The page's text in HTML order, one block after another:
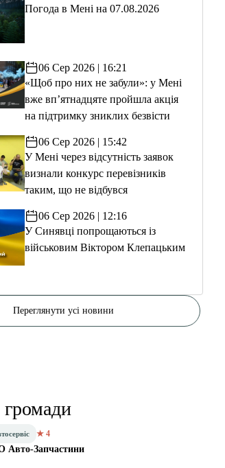
Погода в Мені на 07.08.2026
06 Сер 2026 | 16:21
«Щоб про них не забули»: у Мені
вже вп’ятнадцяте пройшла акція
на підтримку зниклих безвісти
06 Сер 2026 | 15:42
У Мені через відсутність заявок
визнали конкурс перевізників
таким, що не відбувся
06 Сер 2026 | 12:16
У Синявці попрощаються із
військовим Віктором Клепацьким
Переглянути усі новини
★ 4
Авто-Запчастини